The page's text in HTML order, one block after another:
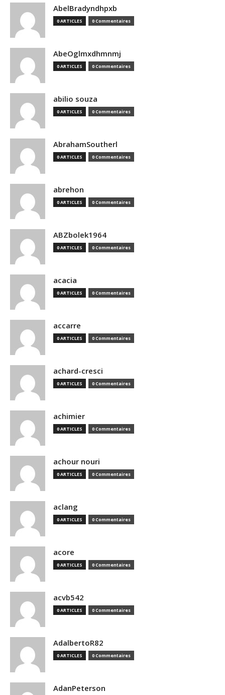
AbelBradyndhpxb
0 ARTICLES 0 Commentaires
AbeOglmxdhmnmj
0 ARTICLES 0 Commentaires
abilio souza
0 ARTICLES 0 Commentaires
AbrahamSoutherl
0 ARTICLES 0 Commentaires
abrehon
0 ARTICLES 0 Commentaires
ABZbolek1964
0 ARTICLES 0 Commentaires
acacia
0 ARTICLES 0 Commentaires
accarre
0 ARTICLES 0 Commentaires
achard-cresci
0 ARTICLES 0 Commentaires
achimier
0 ARTICLES 0 Commentaires
achour nouri
0 ARTICLES 0 Commentaires
aclang
0 ARTICLES 0 Commentaires
acore
0 ARTICLES 0 Commentaires
acvb542
0 ARTICLES 0 Commentaires
AdalbertoR82
0 ARTICLES 0 Commentaires
AdanPeterson